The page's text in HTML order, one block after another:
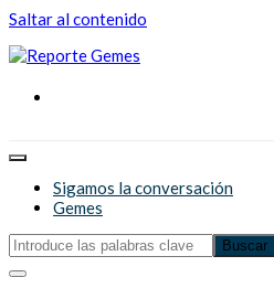
Saltar al contenido
Reporte Gemes
Sigamos la conversación
Gemes